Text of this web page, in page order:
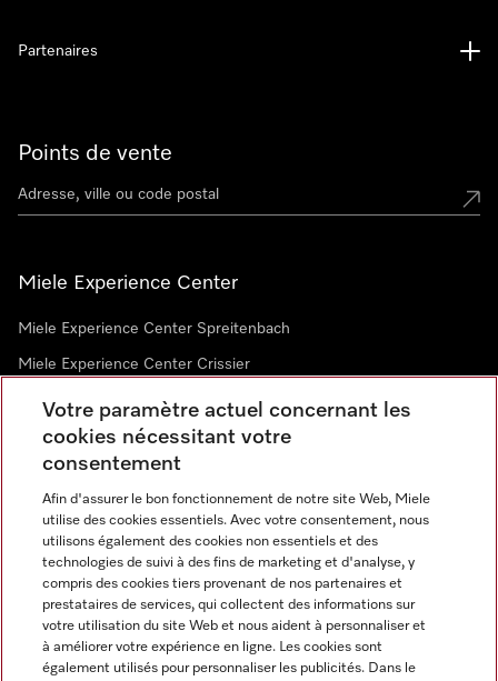
Points de vente
Miele Experience Center
Miele Experience Center Spreitenbach
Miele Experience Center Crissier
Newsletter
Langue
FRANÇAIS
Partenaires
Votre paramètre actuel concernant les
cookies nécessitant votre
consentement
Afin d'assurer le bon fonctionnement de notre site Web, Miele
utilise des cookies essentiels. Avec votre consentement, nous
utilisons également des cookies non essentiels et des
technologies de suivi à des fins de marketing et d'analyse, y
compris des cookies tiers provenant de nos partenaires et
prestataires de services, qui collectent des informations sur
votre utilisation du site Web et nous aident à personnaliser et
à améliorer votre expérience en ligne. Les cookies sont
également utilisés pour personnaliser les publicités. Dans le